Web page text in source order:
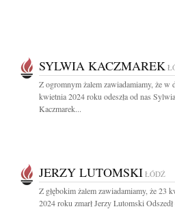
SYLWIA KACZMAREK
Z ogromnym żalem zawiadamiamy, że w
kwietnia 2024 roku odeszła od nas Sylwia
Kaczmarek...
JERZY LUTOMSKI ŁÓDŹ
Z głębokim żalem zawiadamiamy, że 23
2024 roku zmarł Jerzy Lutomski Odszedł